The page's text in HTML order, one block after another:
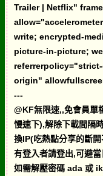
Trailer | Netflix"
write; encrypted-
picture-in-picture;
origin"
---
@KF無限速,,免會員單
慢速下),解除下載間隔
換IP(吃熱點分享的斷
有登入者請登出,可避當
如需解壓密碼 ada 或